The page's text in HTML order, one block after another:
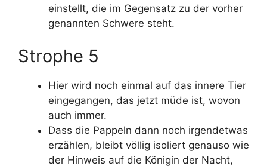
einstellt, die im Gegensatz zu der vorher
genannten Schwere steht.
Strophe 5
Hier wird noch einmal auf das innere Tier
eingegangen, das jetzt müde ist, wovon
auch immer.
Dass die Pappeln dann noch irgendetwas
erzählen, bleibt völlig isoliert genauso wie
der Hinweis auf die Königin der Nacht,